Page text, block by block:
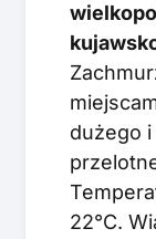
dużego i
22°C.